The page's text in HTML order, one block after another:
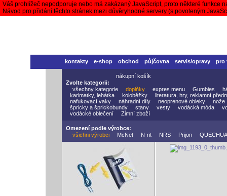
Váš prohlížeč nepodporuje nebo má zakázaný JavaScript, proto některé funkce
Návod pro přidání těchto stránek mezi důvěryhodné servery (s povoleným
kontakty e-shop obchod půjčovna servis/opravy pro
nákupní košík
Zvolte kategorii:
všechny kategorie
doplňky expres menu Gumbies
karimatky, lehátka
koloběžky
literatura, hry, reklamní
nafukovací vaky
náhradní díly neoprenové obleky
nože
špricky a šprickobundy
stany vesty vodácká móda
vodácké oblečení
Zimní zboží
Omezení podle výrobce:
všichni výrobci
McNet N-rit NRS Prijon QUECHUA